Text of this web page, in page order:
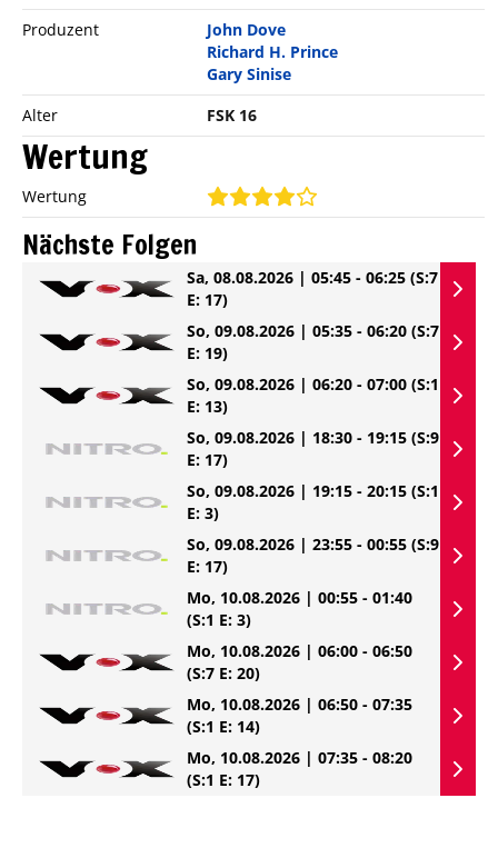
Produzent
John Dove
Richard H. Prince
Gary Sinise
Alter
FSK 16
Wertung
Wertung
Nächste Folgen
Sa, 08.08.2026 | 05:45 - 06:25 (S:7
E: 17)
So, 09.08.2026 | 05:35 - 06:20 (S:7
E: 19)
So, 09.08.2026 | 06:20 - 07:00 (S:1
E: 13)
So, 09.08.2026 | 18:30 - 19:15 (S:9
E: 17)
So, 09.08.2026 | 19:15 - 20:15 (S:1
E: 3)
So, 09.08.2026 | 23:55 - 00:55 (S:9
E: 17)
Mo, 10.08.2026 | 00:55 - 01:40
(S:1 E: 3)
Mo, 10.08.2026 | 06:00 - 06:50
(S:7 E: 20)
Mo, 10.08.2026 | 06:50 - 07:35
(S:1 E: 14)
Mo, 10.08.2026 | 07:35 - 08:20
(S:1 E: 17)